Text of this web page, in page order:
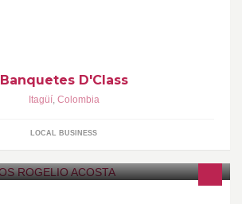
Banquetes D'Class
Itagüí, Colombia
LOCAL BUSINESS